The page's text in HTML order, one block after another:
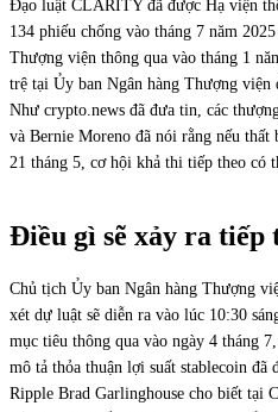
Đạo luật CLARITY đã được Hạ viện
134 phiếu chống vào tháng 7 năm
Thượng viện thông qua vào tháng 1
trệ tại Ủy ban Ngân hàng Thượng viện
Như crypto.news đã đưa tin, các
và Bernie Moreno đã nói rằng nếu
21 tháng 5, cơ hội khả thi tiếp theo có
Điều gì sẽ xảy ra tiếp
Chủ tịch Ủy ban Ngân hàng Thượng
xét dự luật sẽ diễn ra vào lúc 10:30
mục tiêu thông qua vào ngày 4 tháng
mô tả thỏa thuận lợi suất stablecoin đã
Ripple Brad Garlinghouse cho biết tại